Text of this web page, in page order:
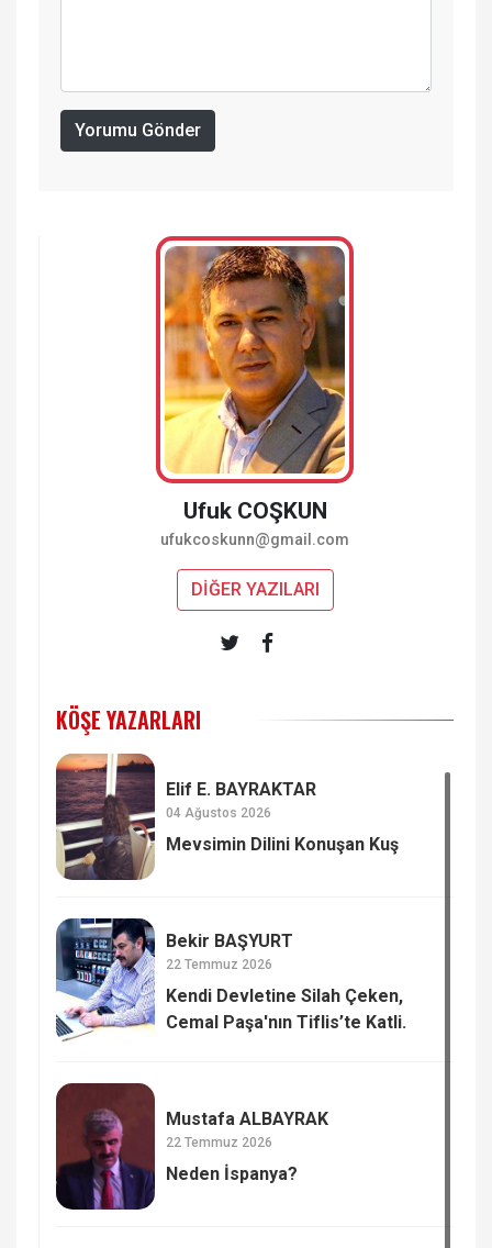
Yorumu Gönder
Ufuk COŞKUN
ufukcoskunn@gmail.com
DİĞER YAZILARI
KÖŞE YAZARLARI
Elif E. BAYRAKTAR
04 Ağustos 2026
Mevsimin Dilini Konuşan Kuş
Bekir BAŞYURT
22 Temmuz 2026
Kendi Devletine Silah Çeken,
Cemal Paşa'nın Tiflis’te Katli.
Mustafa ALBAYRAK
22 Temmuz 2026
Neden İspanya?